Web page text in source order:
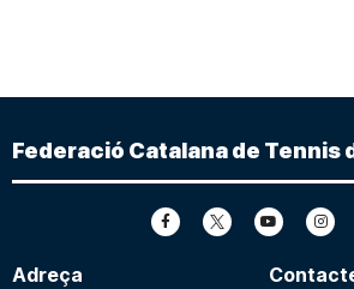
Federació Catalana de Tennis
Adreça